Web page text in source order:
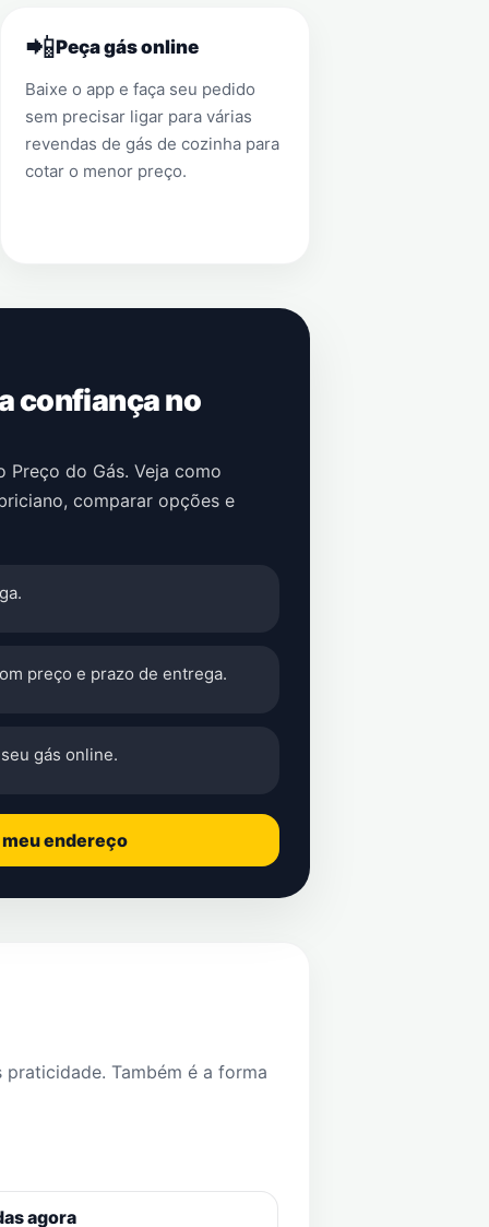
📲Peça gás online
Baixe o app e faça seu pedido
sem precisar ligar para várias
revendas de gás de cozinha para
cotar o menor preço.
confiança no
do Gás. Veja como
, comparar opções e
preço e prazo de entrega.
gás online.
endereço
Também é a forma
agora